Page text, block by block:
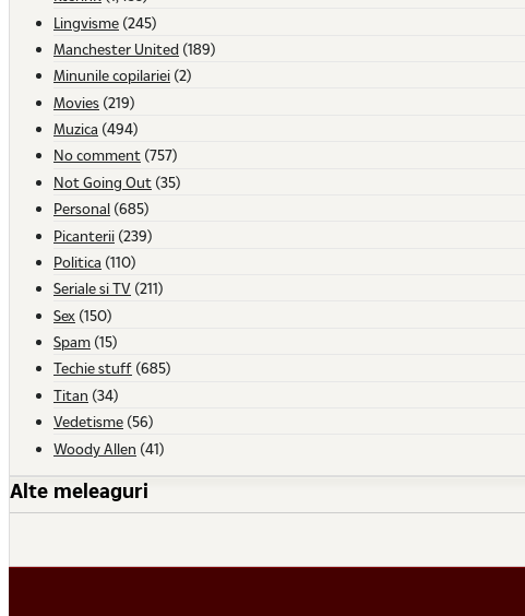
Lingvisme (245)
Manchester United (189)
Minunile copilariei (2)
Movies (219)
Muzica (494)
No comment (757)
Not Going Out (35)
Personal (685)
Picanterii (239)
Politica (110)
Seriale si TV (211)
Sex (150)
Spam (15)
Techie stuff (685)
Titan (34)
Vedetisme (56)
Woody Allen (41)
Alte meleaguri